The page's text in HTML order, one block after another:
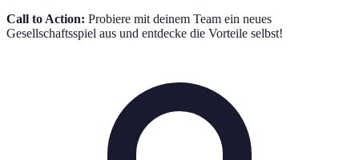
Call to Action: Probiere mit deinem Team ein neues
Gesellschaftsspiel aus und entdecke die Vorteile selbst!